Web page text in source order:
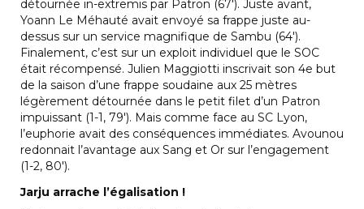
détournée in-extremis par Patron (67′). Juste avant,
Yoann Le Méhauté avait envoyé sa frappe juste au-
dessus sur un service magnifique de Sambu (64′).
Finalement, c’est sur un exploit individuel que le SOC
était récompensé. Julien Maggiotti inscrivait son 4e but
de la saison d’une frappe soudaine aux 25 mètres
légèrement détournée dans le petit filet d’un Patron
impuissant (1-1, 79′). Mais comme face au SC Lyon,
l’euphorie avait des conséquences immédiates. Avounou
redonnait l’avantage aux Sang et Or sur l’engagement
(1-2, 80′).
Jarju arrache l’égalisation !